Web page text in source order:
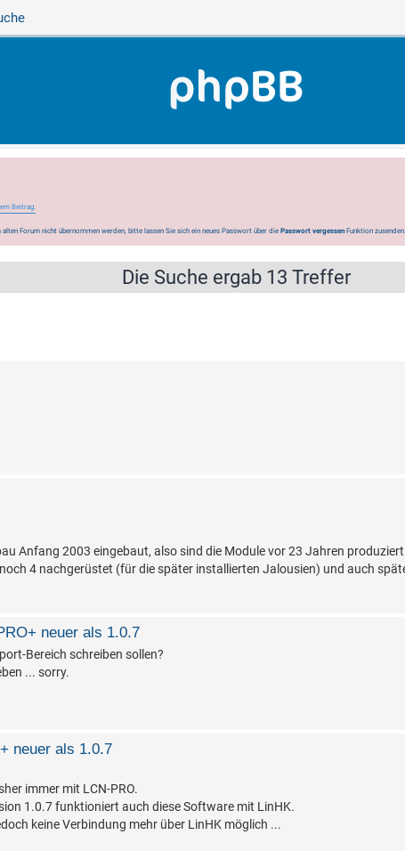
Beitrag.
Forum nicht übernommen werden, bitte lassen Sie sich ein neues Passwort über die Passwort vergessen Funktion
Die Suche ergab 13 Treffer
Anfang 2003 eingebaut, also sind die Module vor 23 Jahren produziert
4 nachgerüstet (für die später installierten Jalousien) und auch
neuer als 1.0.7
Bereich schreiben sollen?
... sorry.
neuer als 1.0.7
immer mit LCN-PRO.
1.0.7 funktioniert auch diese Software mit LinHK.
keine Verbindung mehr über LinHK möglich ...